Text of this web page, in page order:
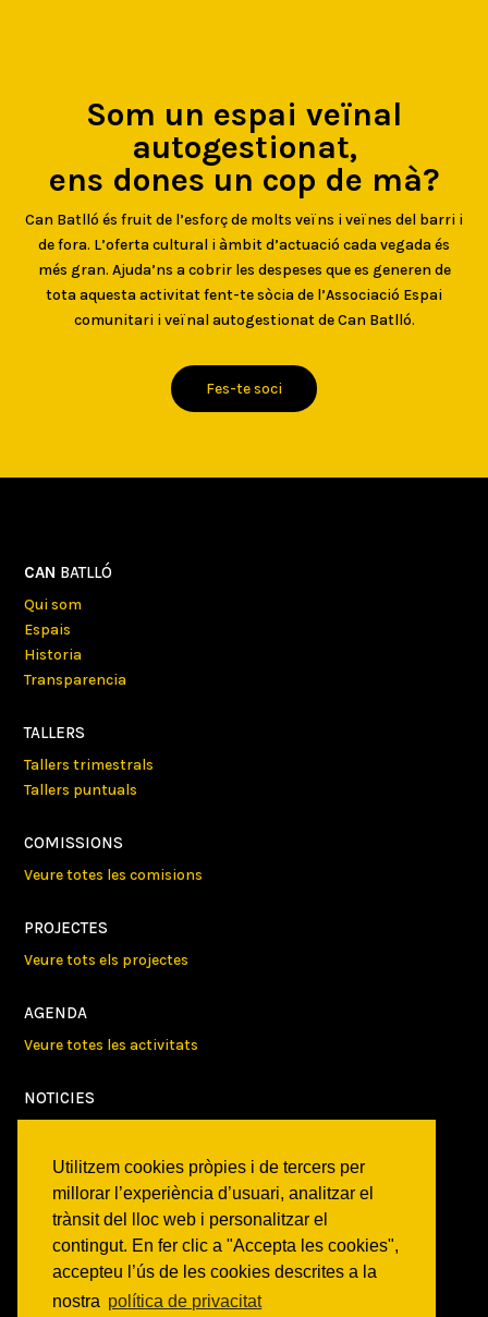
Utilitzem cookies pròpies i de tercers per
millorar l’experiència d’usuari, analitzar el
trànsit del lloc web i personalitzar el
contingut. En fer clic a "Accepta les cookies",
accepteu l’ús de les cookies descrites a la
nostra política de privacitat
Som un espai veïnal
autogestionat,
ens dones un cop de mà?
Can Batlló és fruit de l’esforç de molts veïns i veïnes del barri i
de fora. L’oferta cultural i àmbit d’actuació cada vegada és
més gran. Ajuda’ns a cobrir les despeses que es generen de
tota aquesta activitat fent-te sòcia de l’Associació Espai
comunitari i veïnal autogestionat de Can Batlló.
Fes-te soci
CAN BATLLÓ
Qui som
Espais
Historia
Transparencia
TALLERS
Tallers trimestrals
Tallers puntuals
COMISSIONS
Veure totes les comisions
PROJECTES
Veure tots els projectes
AGENDA
Veure totes les activitats
NOTICIES
c/ Constitució 19
08014 Barcelona